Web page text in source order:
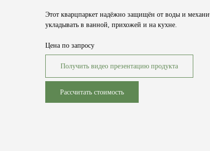
Этот кварцпаркет надёжно защищён от воды и
укладывать в ванной, прихожей и на кухне.
Цена по запросу
Получить видео презентацию продукта
Рассчитать стоимость